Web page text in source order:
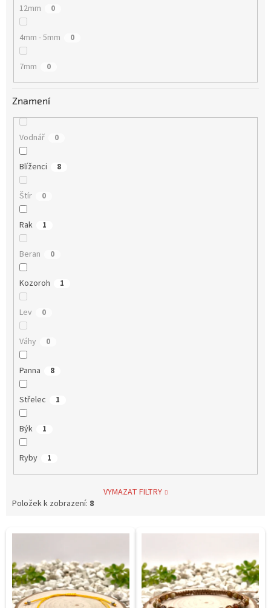
12mm 0
4mm - 5mm 0
7mm 0
Znamení
Vodnář 0
Blíženci 8
Štír 0
Rak 1
Beran 0
Kozoroh 1
Lev 0
Váhy 0
Panna 8
Střelec 1
Býk 1
Ryby 1
VYMAZAT FILTRY
Položek k zobrazení: 8
V
p
p